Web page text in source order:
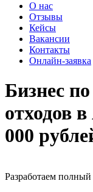
О нас
Отзывы
Кейсы
Вакансии
Контакты
Онлайн-заявка
Бизнес
отходов в
000
Разработаем